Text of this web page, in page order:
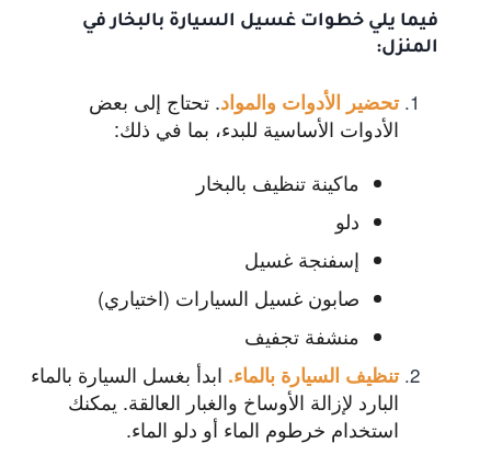
فيما يلي خطوات غسيل السيارة بالبخار في
المنزل:
تحضير الأدوات والمواد. تحتاج إلى بعض
الأدوات الأساسية للبدء، بما في ذلك:
ماكينة تنظيف بالبخار
دلو
إسفنجة غسيل
صابون غسيل السيارات (اختياري)
منشفة تجفيف
تنظيف السيارة بالماء. ابدأ بغسل السيارة بالماء
البارد لإزالة الأوساخ والغبار العالقة. يمكنك
استخدام خرطوم الماء أو دلو الماء.